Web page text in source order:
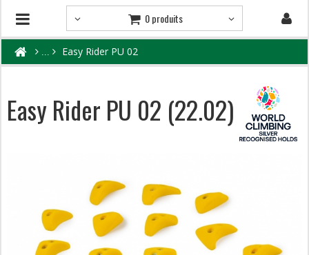
0 produits
Easy Rider PU 02
Easy Rider PU 02 (22.02)